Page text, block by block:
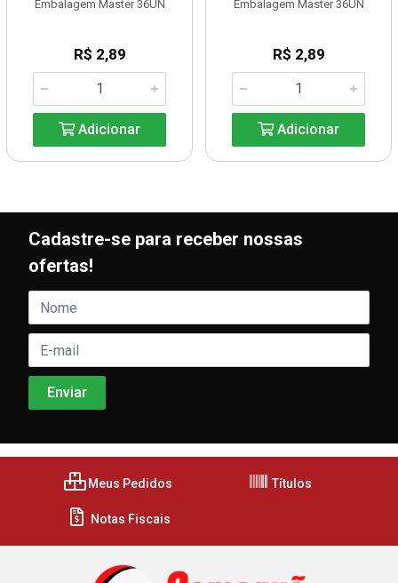
Embalagem Master 36UN
R$ 2,89
Adicionar
Embalagem Master 36UN
R$ 2,89
Adicionar
Cadastre-se para receber nossas
ofertas!
Meus Pedidos Títulos
Notas Fiscais